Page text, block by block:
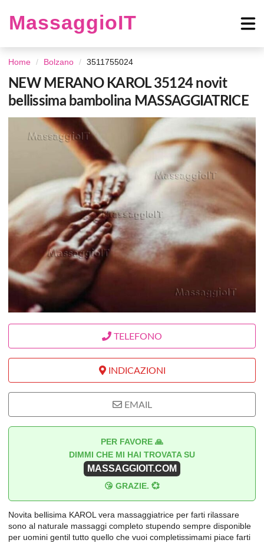
MassaggioIT
Home Bolzano 3511755024
NEW MERANO KAROL 35124 novit
bellissima bambolina MASSAGGIATRICE
TELEFONO
INDICAZIONI
EMAIL
PER FAVORE 🙏
DIMMI CHE MI HAI TROVATA SU
MASSAGGIOIT.COM
😘 GRAZIE. 💞
Novita bellisima KAROL vera massaggiatrice per farti rilassare
sono al naturale massaggi completo stupendo sempre disponible
per uomini gentil tutto quello che vuoi completissimami piace farti